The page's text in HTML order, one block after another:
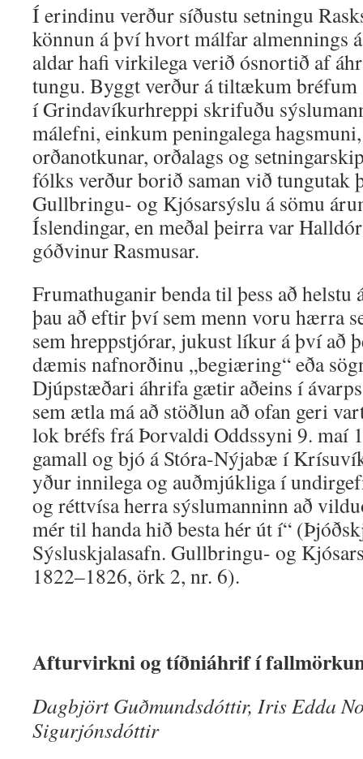
Í erindinu verður síðustu setningu
könnun á því hvort málfar almennings
aldar hafi virkilega verið ósnortið af
tungu. Byggt verður á tiltækum
í Grindavíkurhreppi skrifuðu
málefni, einkum peningalega
orðanotkunar, orðalags og
fólks verður borið saman við tungutak
Gullbringu- og Kjósarsýslu á sömu
Íslendingar, en meðal þeirra var
góðvinur Rasmusar.
Frumathuganir benda til þess að
þau að eftir því sem menn voru hærra
sem hreppstjórar, jukust líkur á því að
dæmis nafnorðinu „begiæring“ eða
Djúpstæðari áhrifa gætir aðeins í
sem ætla má að stöðlun að ofan geri
lok bréfs frá Þorvaldi Oddssyni 9. maí
gamall og bjó á Stóra-Nýjabæ í
yður innilega og auðmjúkliga í
og réttvísa herra sýslumanninn að
mér til handa hið besta hér út í“
Sýsluskjalasafn. Gullbringu- og
1822–1826, örk 2, nr. 6).
Afturvirkni og tíðniáhrif í
Dagbjört Guðmundsdóttir, Iris Edda
Sigurjónsdóttir